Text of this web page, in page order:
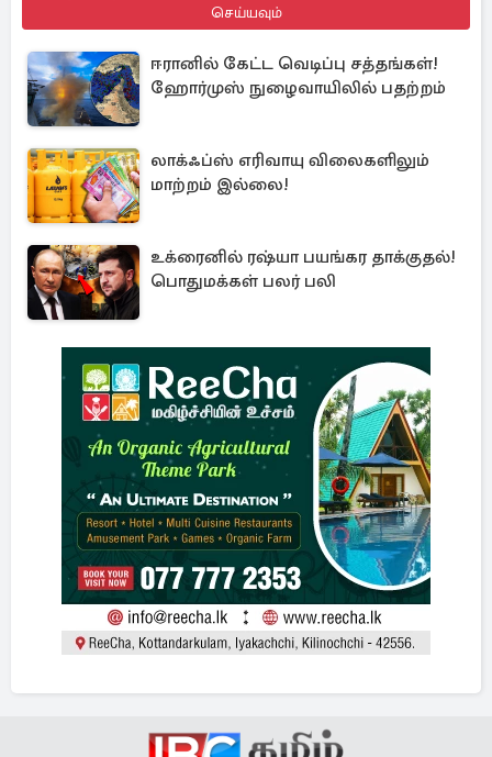
செய்யவும்
ஈரானில் கேட்ட வெடிப்பு சத்தங்கள்!
ஹோர்முஸ் நுழைவாயிலில் பதற்றம்
லாக்ஃப்ஸ் எரிவாயு விலைகளிலும்
மாற்றம் இல்லை!
உக்ரைனில் ரஷ்யா பயங்கர தாக்குதல்!
பொதுமக்கள் பலர் பலி